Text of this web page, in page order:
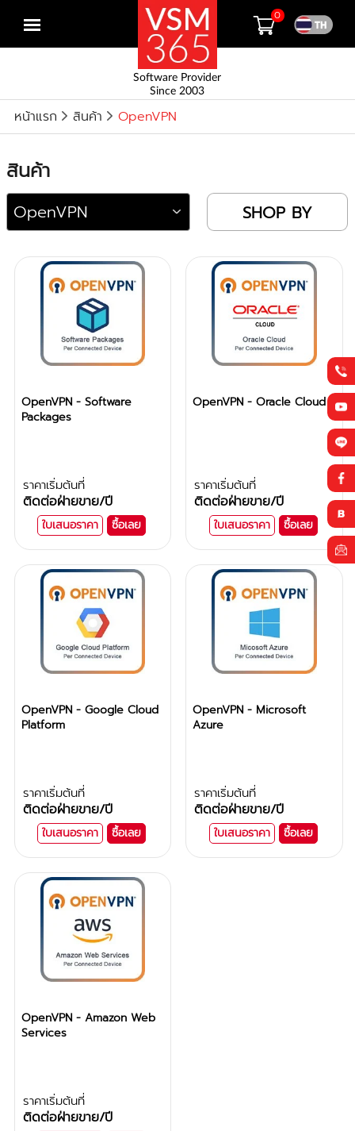
Open
Software Provider
Since 2003
0
หน้าแรก สินค้า OpenVPN
สินค้า
SHOP BY
OpenVPN - Software
Packages
ราคาเริ่มต้นที่
ติดต่อฝ่ายขาย/ปี
ใบเสนอราคา ซื้อเลย
OpenVPN - Oracle Cloud
ราคาเริ่มต้นที่
ติดต่อฝ่ายขาย/ปี
ใบเสนอราคา ซื้อเลย
OpenVPN - Google Cloud
Platform
ราคาเริ่มต้นที่
ติดต่อฝ่ายขาย/ปี
ใบเสนอราคา ซื้อเลย
OpenVPN - Microsoft
Azure
ราคาเริ่มต้นที่
ติดต่อฝ่ายขาย/ปี
ใบเสนอราคา ซื้อเลย
OpenVPN - Amazon Web
Services
ราคาเริ่มต้นที่
ติดต่อฝ่ายขาย/ปี